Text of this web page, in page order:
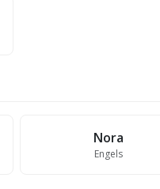
Nora
Engels